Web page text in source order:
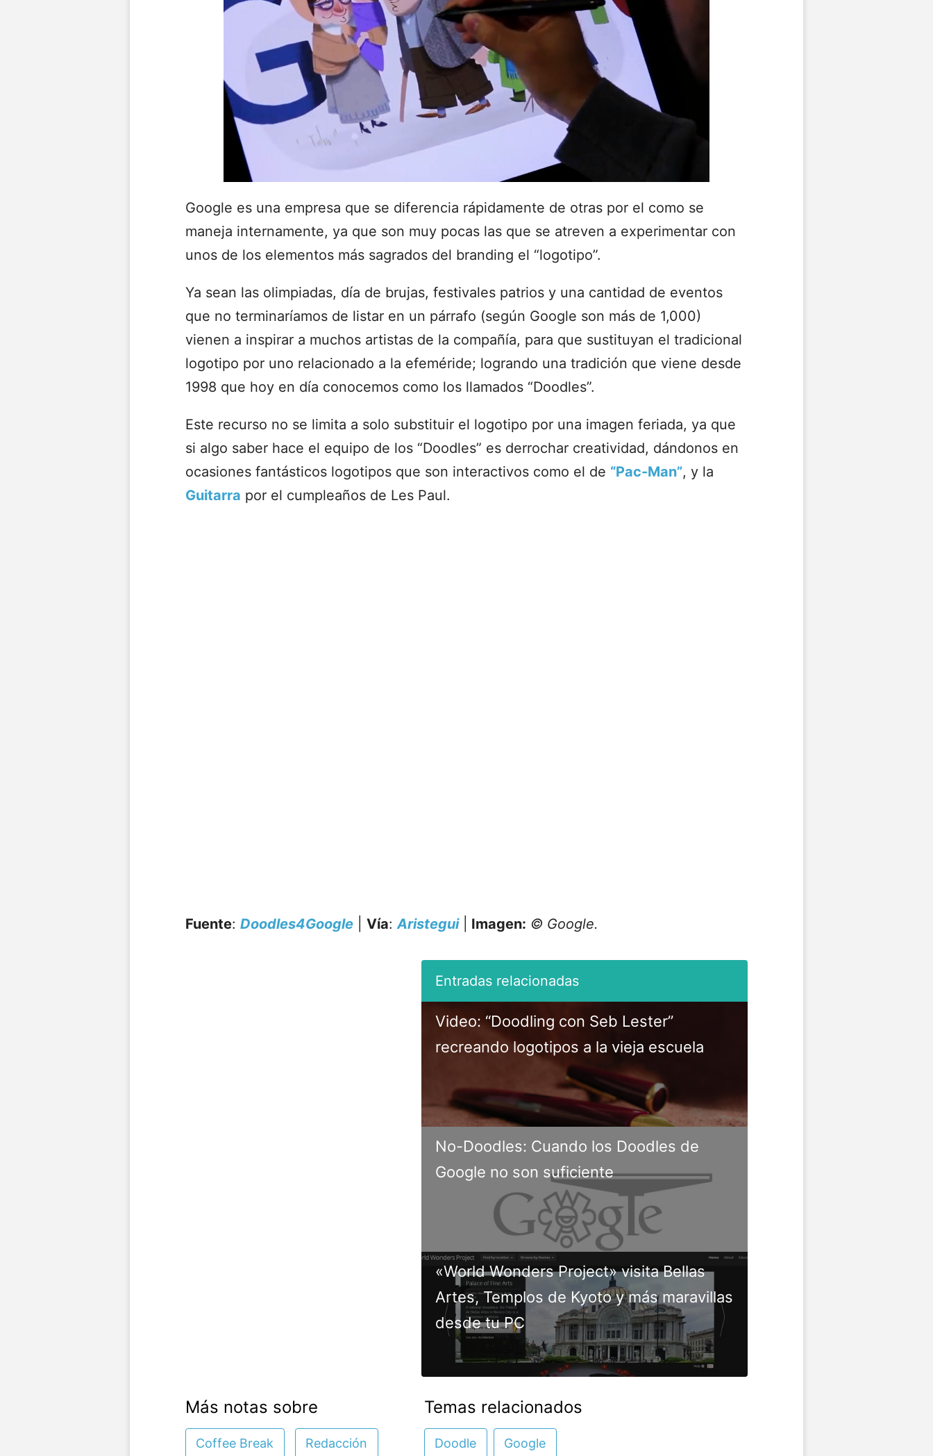
Google es una empresa que se diferencia rápidamente de otras por el como se
maneja internamente, ya que son muy pocas las que se atreven a experimentar con
unos de los elementos más sagrados del branding el “logotipo”.
Ya sean las olimpiadas, día de brujas, festivales patrios y una cantidad de eventos
que no terminaríamos de listar en un párrafo (según Google son más de 1,000)
vienen a inspirar a muchos artistas de la compañía, para que sustituyan el tradicional
logotipo por uno relacionado a la efeméride; logrando una tradición que viene desde
1998 que hoy en día conocemos como los llamados “Doodles”.
Este recurso no se limita a solo substituir el logotipo por una imagen feriada, ya que
si algo saber hace el equipo de los “Doodles” es derrochar creatividad, dándonos en
ocasiones fantásticos logotipos que son interactivos como el de “Pac-Man”, y la
Guitarra por el cumpleaños de Les Paul.
Fuente: Doodles4Google Vía:Aristegui| Imagen: © Google.
Video: “Doodling con Seb Lester”
recreando logotipos a la vieja escuela
No-Doodles: Cuando los Doodles de
Google no son suficiente
«World Wonders Project» visita Bellas
Artes, Templos de Kyoto y más maravillas
desde tu PC
Más notas sobre
Coffee Break Redacción
Temas relacionados
Doodle Google